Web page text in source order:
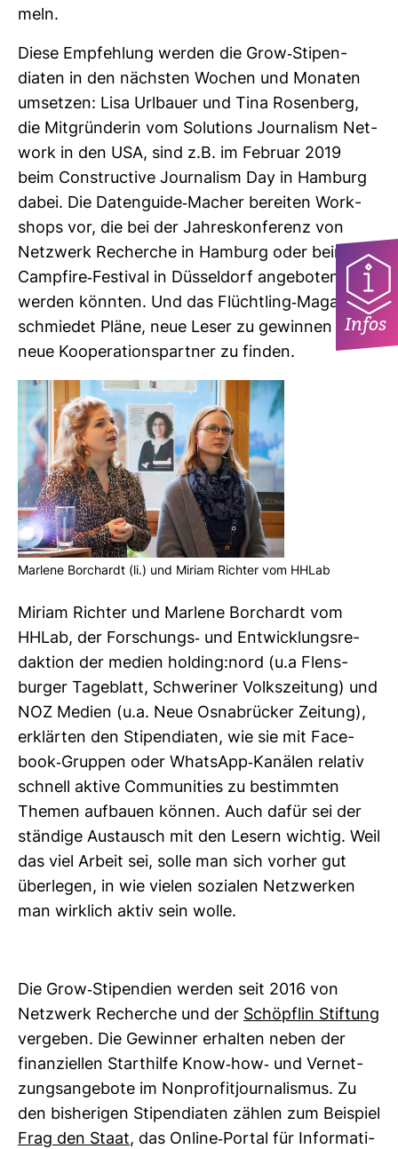
meln.
Diese Emp­feh­lung werden die Grow-​Sti­pen­
diaten in den nächsten Wochen und Monaten
umsetzen: Lisa Url­bauer und Tina Rosen­berg,
die Mit­grün­derin vom Solu­tions Jour­na­lism Net­
work in den USA, sind z.B. im Februar 2019
beim Con­struc­tive Jour­na­lism Day in Ham­burg
dabei. Die Daten­guide-​Macher bereiten Work­
shops vor, die bei der Jah­res­kon­fe­renz von
Netz­werk Recherche in Ham­burg oder beim
Camp­fire-​Fes­tival in Düs­sel­dorf ange­boten
werden könnten. Und das Flücht­ling-​Magazin
schmiedet Pläne, neue Leser zu gewinnen und
neue Koope­ra­ti­ons­partner zu finden.
Mar­lene Bor­chardt (li.) und Miriam Richter vom HHLab
Miriam Richter und Mar­lene Bor­chardt vom
HHLab, der For­schungs-​ und Ent­wick­lungs­re­
dak­tion der medien hol­ding:nord (u.a Flens­
burger Tage­blatt, Schwe­riner Volks­zei­tung) und
NOZ Medien (u.a. Neue Osna­brü­cker Zei­tung),
erklärten den Sti­pen­diaten, wie sie mit Face­
book-​Gruppen oder WhatsApp-​Kanälen relativ
schnell aktive Com­mu­nities zu bestimmten
Themen auf­bauen können. Auch dafür sei der
stän­dige Aus­tausch mit den Lesern wichtig. Weil
das viel Arbeit sei, solle man sich vorher gut
über­legen, in wie vielen sozialen Netz­werken
man wirk­lich aktiv sein wolle.
Die Grow-​Sti­pen­dien werden seit 2016 von
Netz­werk Recherche und der Schöpflin Stif­tung
ver­geben. Die Gewinner erhalten neben der
finan­zi­ellen Start­hilfe Know-​how-​ und Ver­net­
zungs­an­ge­bote im Non­pro­fit­jour­na­lismus. Zu
den bis­he­rigen Sti­pen­diaten zählen zum Bei­spiel
Frag den Staat, das Online-​Portal für Infor­ma­ti­
Infos